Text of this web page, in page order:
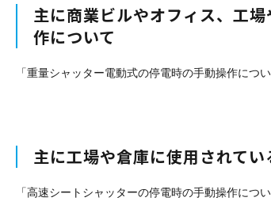
主に商業ビルやオフィス、工
作について
「重量シャッター電動式の停電時の手動操作につ
主に工場や倉庫に使用されて
「高速シートシャッターの停電時の手動操作につ